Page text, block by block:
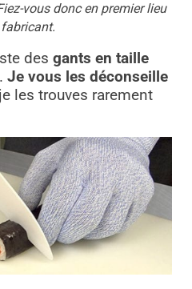
vous donc en premier lieu
des gants en taille
Je vous les déconseille
les trouves rarement